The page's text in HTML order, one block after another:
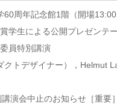
周年記念館1階（開場13:00
学生による公開プレゼンテ
員特別講演
クトデザイナー），Helmut
演会中止のお知らせ［重要］